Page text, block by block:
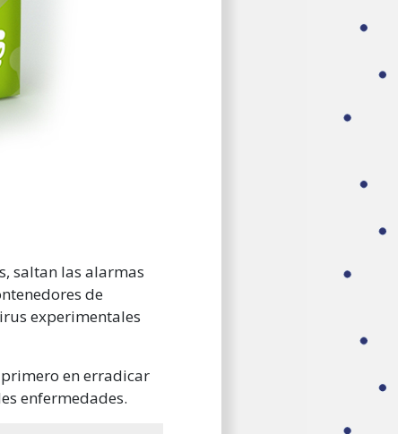
saltan las alarmas
de
experimentales
en erradicar
enfermedades.